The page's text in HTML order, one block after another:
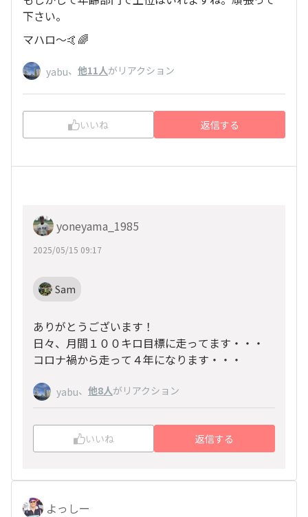
下さい。
マハロ〜🤙🌈
yabu、 他11人がリアクション
いいね 返信する
yoneyama_1985
2025/05/15 09:17
Sam
ありがとうございます！
日々、月間１００キロ目標に走ってます・・・
コロナ禍から走って４年になります・・・
yabu、 他8人がリアクション
いいね 返信する
よっしー